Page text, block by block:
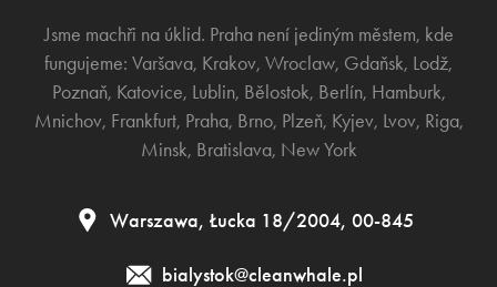
Jsme machři na úklid. Praha není jediným městem, kde
fungujeme: Varšava, Krakov, Wroclaw, Gdaňsk, Lodž,
Poznaň, Katovice, Lublin, Bělostok, Berlín, Hamburk,
Mnichov, Frankfurt, Praha, Brno, Plzeň, Kyjev, Lvov, Riga,
Minsk, Bratislava, New York
Warszawa, Łucka 18/2004, 00-845
bialystok@cleanwhale.pl